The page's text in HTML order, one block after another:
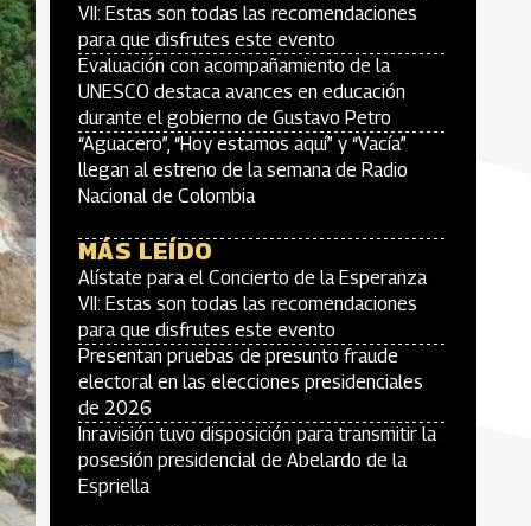
VII: Estas son todas las recomendaciones
para que disfrutes este evento
Evaluación con acompañamiento de la
UNESCO destaca avances en educación
durante el gobierno de Gustavo Petro
“Aguacero”, “Hoy estamos aquí” y “Vacía”
llegan al estreno de la semana de Radio
Nacional de Colombia
MÁS LEÍDO
Alístate para el Concierto de la Esperanza
VII: Estas son todas las recomendaciones
para que disfrutes este evento
Presentan pruebas de presunto fraude
electoral en las elecciones presidenciales
de 2026
Inravisión tuvo disposición para transmitir la
posesión presidencial de Abelardo de la
Espriella